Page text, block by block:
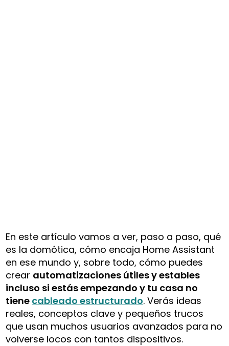
En este artículo vamos a ver, paso a paso, qué
es la domótica, cómo encaja Home Assistant
en ese mundo y, sobre todo, cómo puedes
crear automatizaciones útiles y estables
incluso si estás empezando y tu casa no
tiene cableado estructurado. Verás ideas
reales, conceptos clave y pequeños trucos
que usan muchos usuarios avanzados para no
volverse locos con tantos dispositivos.